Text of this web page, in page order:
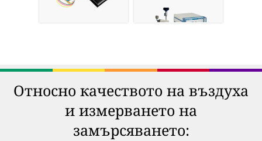
Относно качеството на въздуха
и измерването на
замърсяването: